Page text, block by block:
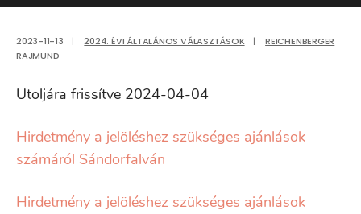
2023-11-13 | 2024. ÉVI ÁLTALÁNOS VÁLASZTÁSOK |
REICHENBERGER
RAJMUND
Utoljára frissítve 2024-04-04
Hirdetmény a jelöléshez szükséges ajánlások
számáról Sándorfalván
Hirdetmény a jelöléshez szükséges ajánlások